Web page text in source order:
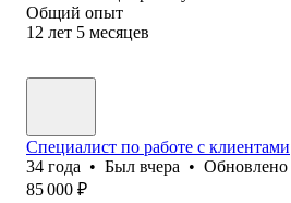
Общий опыт
12 лет 5 месяцев
Специалист по работе с клиентами
34 года • Был вчера • Обновлено
85 000 ₽